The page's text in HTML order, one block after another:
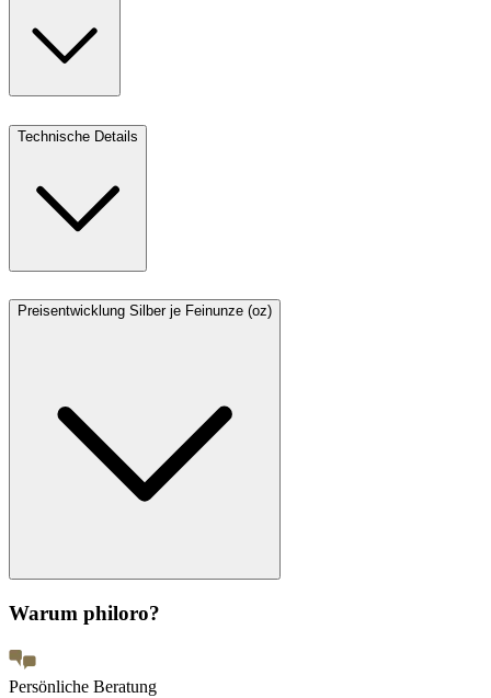
Technische Details
Preisentwicklung Silber je Feinunze (oz)
Warum philoro?
Persönliche Beratung